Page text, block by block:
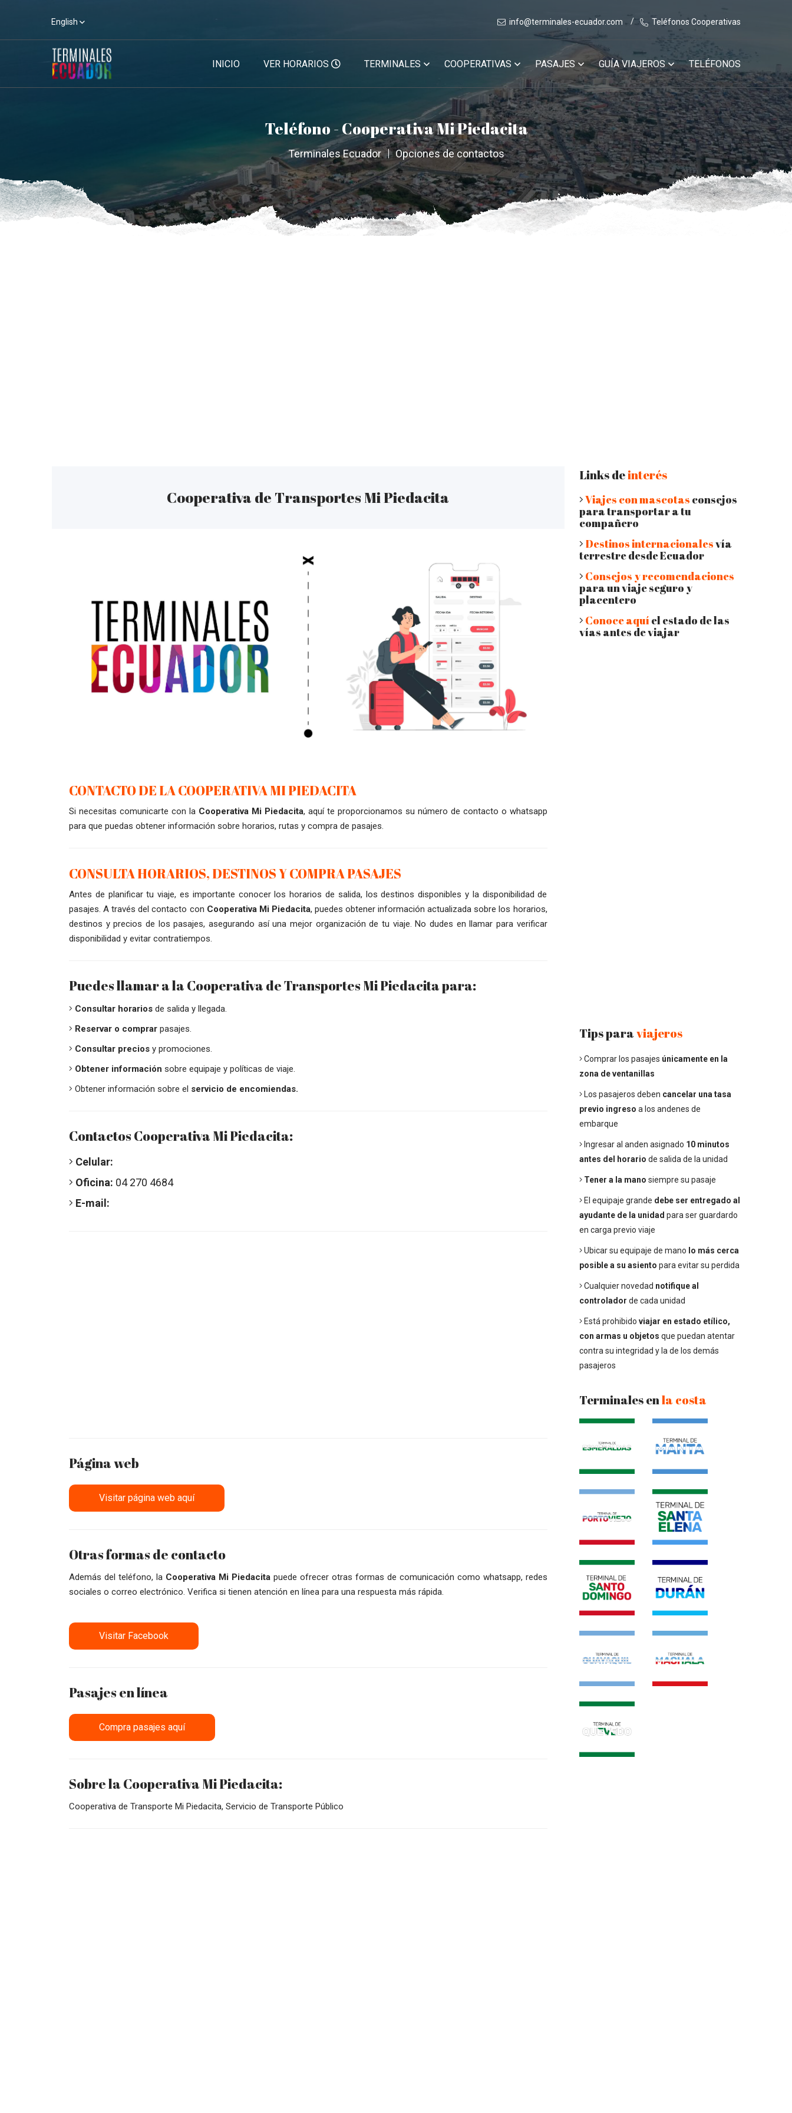
English info@terminales-ecuador.com Teléfonos Cooperativas
INICIO VER HORARIOS TERMINALES COOPERATIVAS PASAJES GUÍA VIAJEROS TELÉFONOS
Teléfono - Cooperativa Mi Piedacita
Terminales Ecuador Opciones de contactos
Cooperativa de Transportes Mi Piedacita
CONTACTO DE LA COOPERATIVA MI PIEDACITA
Si necesitas comunicarte con la Cooperativa Mi Piedacita, aquí te proporcionamos su número de contacto o whatsapp
para que puedas obtener información sobre horarios, rutas y compra de pasajes.
CONSULTA HORARIOS, DESTINOS Y COMPRA PASAJES
Antes de planificar tu viaje, es importante conocer los horarios de salida, los destinos disponibles y la disponibilidad de
pasajes. A través del contacto con Cooperativa Mi Piedacita, puedes obtener información actualizada sobre los horarios,
destinos y precios de los pasajes, asegurando así una mejor organización de tu viaje. No dudes en llamar para verificar
disponibilidad y evitar contratiempos.
Puedes llamar a la Cooperativa de Transportes Mi Piedacita para:
Consultar horarios de salida y llegada.
Reservar o comprar pasajes.
Consultar precios y promociones.
Obtener información sobre equipaje y políticas de viaje.
Obtener información sobre el servicio de encomiendas.
Contactos Cooperativa Mi Piedacita:
Celular:
Oficina: 04 270 4684
E-mail:
Página web
Visitar página web aquí
Otras formas de contacto
Además del teléfono, la Cooperativa Mi Piedacitapuede ofrecer otras formas de comunicación como whatsapp, redes
sociales o correo electrónico. Verifica si tienen atención en línea para una respuesta más rápida.
Visitar Facebook
Pasajes en línea
Compra pasajes aquí
Sobre la Cooperativa Mi Piedacita:
Cooperativa de Transporte Mi Piedacita, Servicio de Transporte Público
Links deinterés
Viajes con mascotas consejos
para transportar a tu
compañero
Destinos internacionalesvía
terrestre desde Ecuador
Consejos y recomendaciones
para un viaje seguro y
placentero
Conoce aquíel estado de las
vías antes de viajar
Tips paraviajeros
Comprar los pasajes únicamente en la
zona de ventanillas
Los pasajeros deben cancelar una tasa
previo ingreso a los andenes de
embarque
Ingresar al anden asignado 10 minutos
antes del horario de salida de la unidad
Tener a la mano siempre su pasaje
El equipaje grande debe ser entregado al
ayudante de la unidad para ser guardardo
en carga previo viaje
Ubicar su equipaje de mano lo más cerca
posible a su asiento para evitar su perdida
Cualquier novedad notifique al
controlador de cada unidad
Está prohibido viajar en estado etílico,
con armas u objetos que puedan atentar
contra su integridad y la de los demás
pasajeros
Terminales enla costa